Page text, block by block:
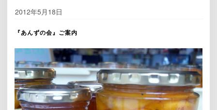
2012年5月18日
『あんずの会』ご案内